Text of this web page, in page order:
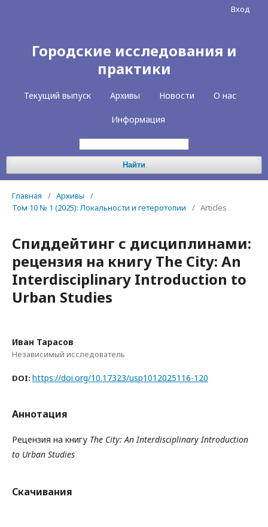
Городские исследования и
практики
Текущий выпуск Архивы Новости О нас
Информация
Найти
Вход
Главная / Архивы
/
Том 10 № 1 (2025): Локальности и гетеротопии
/ Articles
Спиддейтинг с дисциплинами:
рецензия на книгу The City: An
Interdisciplinary Introduction to
Urban Studies
Иван Тарасов
Независимый исследователь
DOI: https://doi.org/10.17323/usp1012025116-120
Аннотация
Рецензия на книгу The City: An Interdisciplinary Introduction
to Urban Studies
Скачивания